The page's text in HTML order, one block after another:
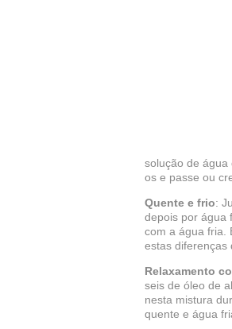
solução de água
os e passe ou
Quente e frio:
depois por água
com a água fria.
estas diferenças
Relaxamento
seis de óleo de
nesta mistura
quente e água